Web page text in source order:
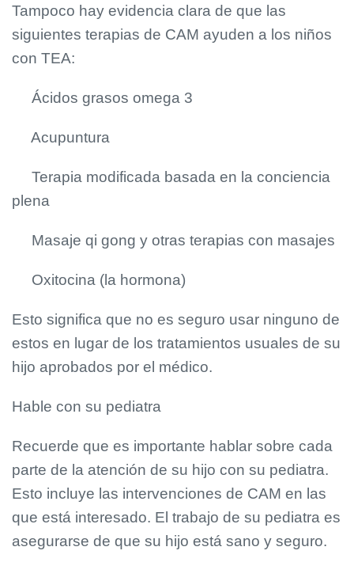
Tampoco hay evidencia clara de que las
siguientes terapias de CAM ayuden a los niños
con TEA:
Ácidos grasos omega 3
Acupuntura
Terapia modificada basada en la conciencia
plena
Masaje qi gong y otras terapias con masajes
Oxitocina (la hormona)
Esto significa que no es seguro usar ninguno de
estos en lugar de los tratamientos usuales de su
hijo aprobados por el médico.
Hable con su pediatra
Recuerde que es importante hablar sobre cada
parte de la atención de su hijo con su pediatra.
Esto incluye las intervenciones de CAM en las
que está interesado. El trabajo de su pediatra es
asegurarse de que su hijo está sano y seguro.